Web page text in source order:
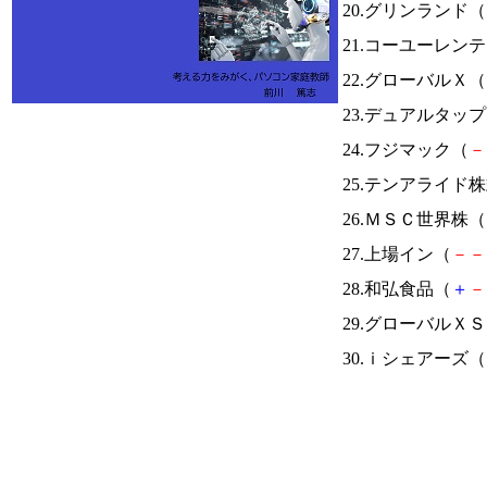
20.グリンランド（
21.コーユーレン
22.グローバルＸ（
23.デュアルタッ
24.フジマック（ －
25.テンアライド
26.ＭＳＣ世界株（
27.上場イン（ － －
28.和弘食品（ ＋ －
29.グローバルＸ
30.ｉシェアーズ（